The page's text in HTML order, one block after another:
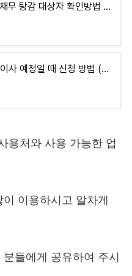
2025 정부지원 채무 탕감 대상자 확인방법 총정리
민생회복지원금 이사 예정일 때 신청 방법 (지역 변경 방법)
용처와 사용 가능한 업
이용하시고 알차게
들에게 공유하여 주시